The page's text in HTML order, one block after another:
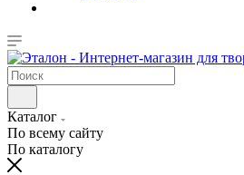
Каталог
По всему сайту
По каталогу